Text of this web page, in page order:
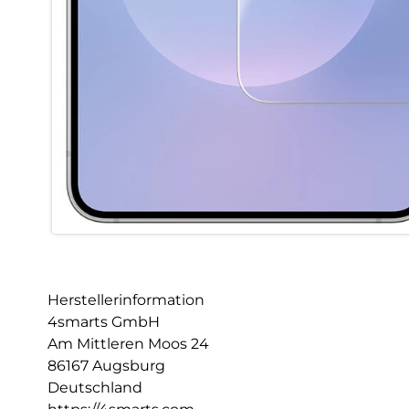
Herstellerinformation
4smarts GmbH
Am Mittleren Moos 24
86167 Augsburg
Deutschland